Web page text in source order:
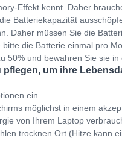
Effekt kennt. Daher
Batteriekapazität
Daher müssen Sie die
die Batterie einmal pro
50% und bewahren Sie sie
um ihre
ein.
möglichst in einem
von Ihrem Laptop
trocknen Ort (Hitze kann